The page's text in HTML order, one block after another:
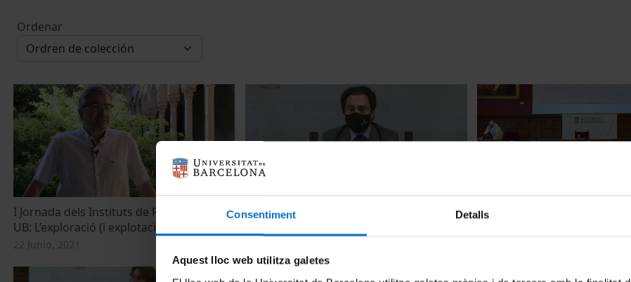
Consentiment Detalls
Aquest lloc web utilitza galetes
Ordenar
I Jornada dels Instituts de Recerca de la
UB: L’exploració (i explotació) de l’espai
22 Junio, 2021
Benvinguda institucional a la I Jornada
Taula rodona: La iniciativa